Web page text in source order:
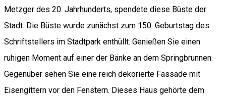
Metzger des 20. Jahrhunderts, spendete diese Büste der
Stadt. Die Büste wurde zunächst zum 150. Geburtstag des
Schriftstellers im Stadtpark enthüllt. Genießen Sie einen
ruhigen Moment auf einer der Bänke an dem Springbrunnen.
Gegenüber sehen Sie eine reich dekorierte Fassade mit
Eisengittern vor den Fenstern. Dieses Haus gehörte dem